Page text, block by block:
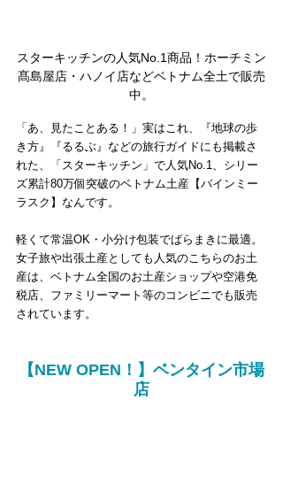
スターキッチンの人気No.1商品！ホーチミン
髙島屋店・ハノイ店などベトナム全土で販売
中。
「あ、見たことある！」実はこれ、『地球の歩
き方』『るるぶ』などの旅行ガイドにも掲載さ
れた、「スターキッチン」で人気No.1、シリー
ズ累計80万個突破のベトナム土産【バインミー
ラスク】なんです。
軽くて常温OK・小分け包装でばらまきに最適。
女子旅や出張土産としても人気のこちらのお土
産は、ベトナム全国のお土産ショップや空港免
税店、ファミリーマート等のコンビニでも販売
されています。
【NEW OPEN！】ベンタイン市場
店